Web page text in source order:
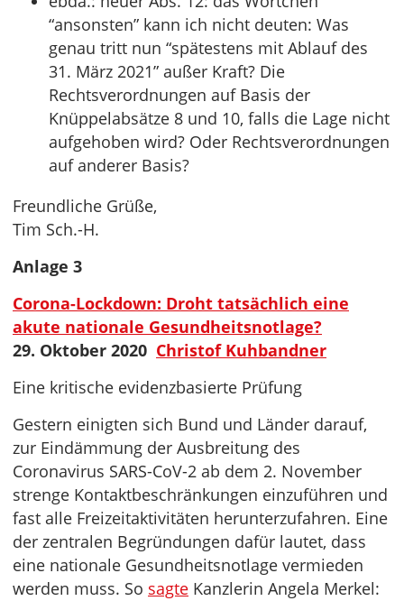
“ansonsten” kann ich nicht deuten: Was
genau tritt nun “spätestens mit Ablauf des
31. März 2021” außer Kraft? Die
Rechtsverordnungen auf Basis der
Knüppelabsätze 8 und 10, falls die Lage nicht
aufgehoben wird? Oder Rechtsverordnungen
auf anderer Basis?
Freundliche Grüße,
Tim Sch.-H.
Anlage 3
Corona-Lockdown: Droht tatsächlich eine
akute nationale Gesundheitsnotlage?
29. Oktober 2020 Christof Kuhbandner
Eine kritische evidenzbasierte Prüfung
Gestern einigten sich Bund und Länder darauf,
zur Eindämmung der Ausbreitung des
Coronavirus SARS-CoV-2 ab dem 2. November
strenge Kontaktbeschränkungen einzuführen und
fast alle Freizeitaktivitäten herunterzufahren. Eine
der zentralen Begründungen dafür lautet, dass
eine nationale Gesundheitsnotlage vermieden
werden muss. So sagte Kanzlerin Angela Merkel: